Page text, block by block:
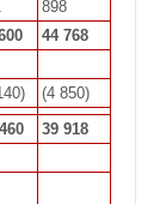
898
44 768
(4 850)
39 918